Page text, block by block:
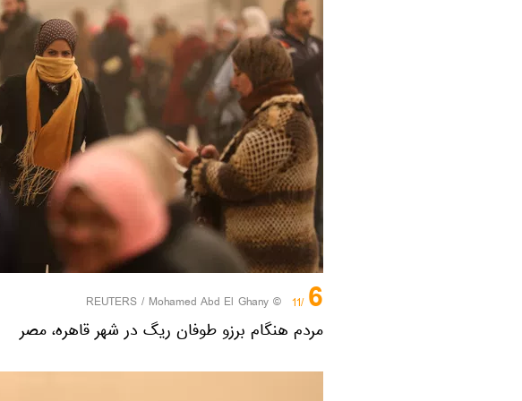
6
/11
©
REUTERS / Mohamed Abd El Ghany
مردم هنگام برزو طوفان ریگ در شهر قاهره، مصر